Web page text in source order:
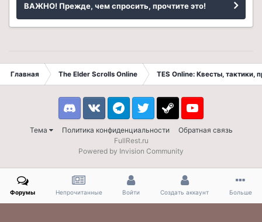
ВАЖНО! Прежде, чем спросить, прочтите это!
Главная The Elder Scrolls Online TES Online: Квесты, тактики,
Тема Политика конфиденциальности Обратная связь
DiscordVK TelegramTwitter Steam Youtube
FullRest.ru
Powered by Invision Community
Форумы Непрочитанные Войти Создать аккаунт Больше